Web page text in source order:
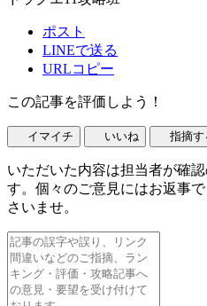
ポスト
LINEで送る
URLコピー
この記事を評価しよう！
イマイチ いいね 指摘す
いただいた内容は担当者が確
す。個々のご意見にはお返事
さいませ。